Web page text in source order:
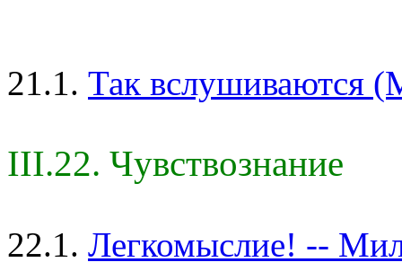
21.1. Так вслушиваются
III.22. Чувствознание
22.1. Легкомыслие! --